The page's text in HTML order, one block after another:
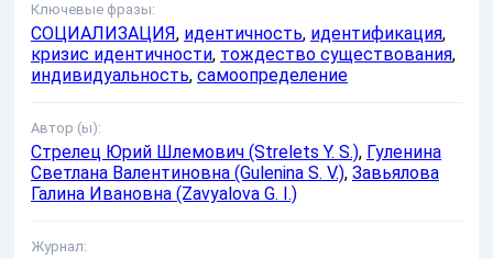
Ключевые фразы:
СОЦИАЛИЗАЦИЯ, идентичность, идентификация,
кризис идентичности, тождество существования,
индивидуальность, самоопределение
Автор (ы):
Стрелец Юрий Шлемович (Strelets Y. S.), Гуленина
Светлана Валентиновна (Gulenina S. V.), Завьялова
Галина Ивановна (Zavyalova G. I.)
Журнал: